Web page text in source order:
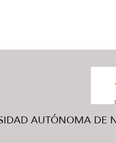
AUTÓNOMA DE